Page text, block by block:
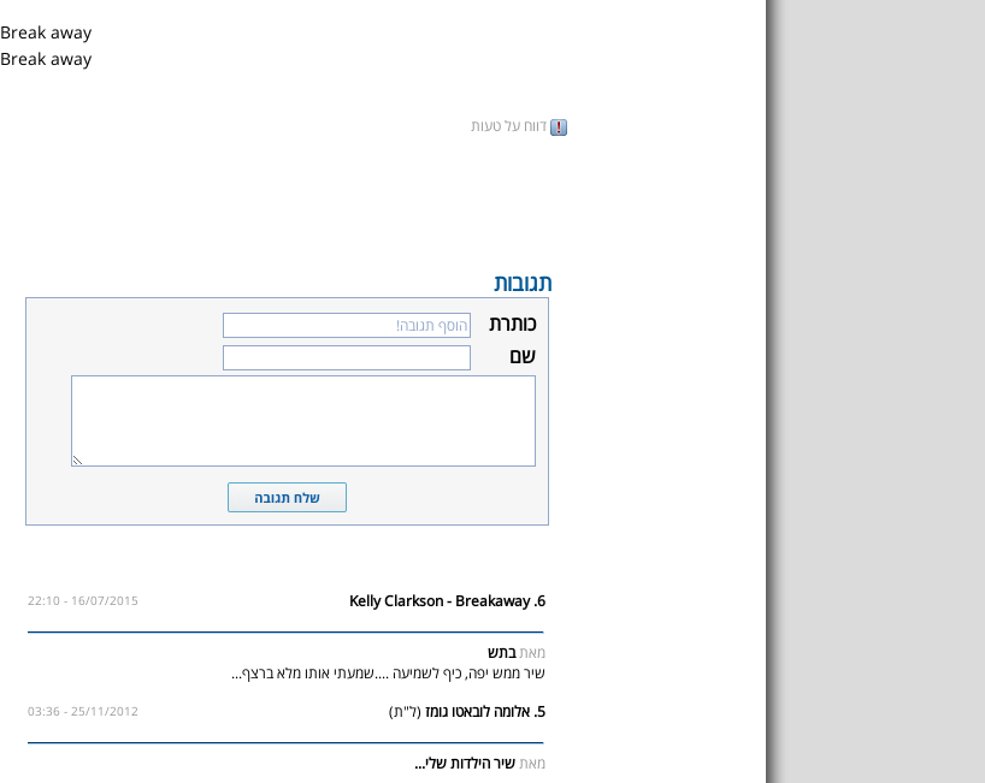
Break away
Break away
דווח על טעות
תגובות
כותרת
שם
6. Kelly Clarkson - Breakaway
16/07/2015 - 22:10
מאתבתש
שיר ממש יפה, כיף לשמיעה ....שמעתי אותו מלא ברצף...
5. אלומה לובאטו גומז
(ל"ת) 25/11/2012 - 03:36
מאתשיר הילדות שלי...